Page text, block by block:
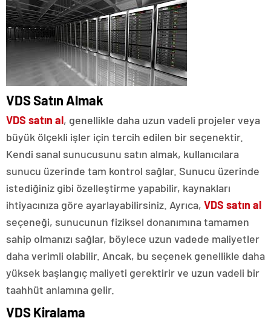
VDS Satın Almak
VDS satın al, genellikle daha uzun vadeli projeler veya
büyük ölçekli işler için tercih edilen bir seçenektir.
Kendi sanal sunucusunu satın almak, kullanıcılara
sunucu üzerinde tam kontrol sağlar. Sunucu üzerinde
istediğiniz gibi özelleştirme yapabilir, kaynakları
ihtiyacınıza göre ayarlayabilirsiniz. Ayrıca, VDS satın al
seçeneği, sunucunun fiziksel donanımına tamamen
sahip olmanızı sağlar, böylece uzun vadede maliyetler
daha verimli olabilir. Ancak, bu seçenek genellikle daha
yüksek başlangıç maliyeti gerektirir ve uzun vadeli bir
taahhüt anlamına gelir.
VDS Kiralama